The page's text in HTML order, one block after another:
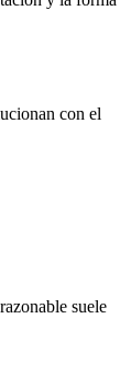
con el
suele